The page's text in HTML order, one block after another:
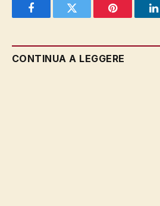
FacebookTwitter Pinterest
CONTINUA A LEGGERE